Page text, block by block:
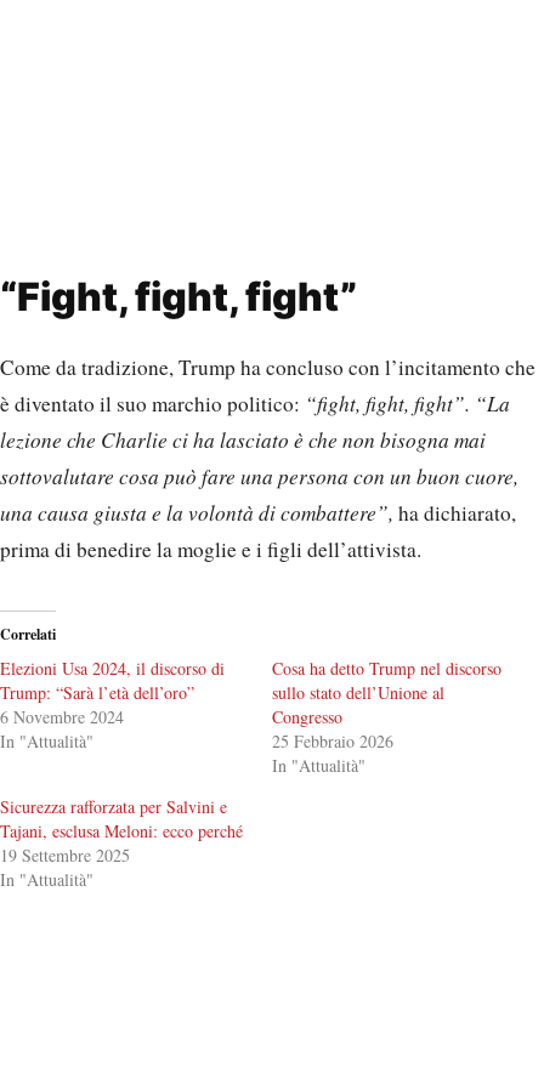
“Fight, fight, fight”
Come da tradizione, Trump ha concluso con l’incitamento che
è diventato il suo marchio politico: “fight, fight, fight”. “La
lezione che Charlie ci ha lasciato è che non bisogna mai
sottovalutare cosa può fare una persona con un buon cuore,
una causa giusta e la volontà di combattere”, ha dichiarato,
prima di benedire la moglie e i figli dell’attivista.
Correlati
Elezioni Usa 2024, il discorso di
Trump: “Sarà l’età dell’oro”
6 Novembre 2024
In "Attualità"
Cosa ha detto Trump nel discorso
sullo stato dell’Unione al
Congresso
25 Febbraio 2026
In "Attualità"
Sicurezza rafforzata per Salvini e
Tajani, esclusa Meloni: ecco perché
19 Settembre 2025
In "Attualità"